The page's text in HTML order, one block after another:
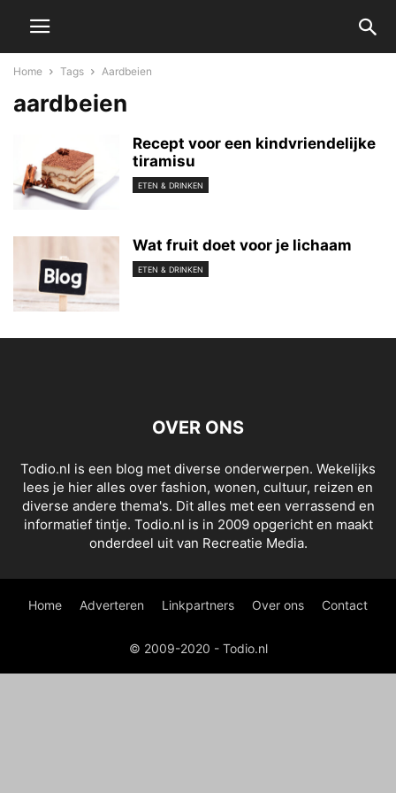
Home Tags Aardbeien
aardbeien
Recept voor een kindvriendelijke
tiramisu
ETEN & DRINKEN
Wat fruit doet voor je lichaam
ETEN & DRINKEN
OVER ONS
Todio.nl is een blog met diverse onderwerpen. Wekelijks
lees je hier alles over fashion, wonen, cultuur, reizen en
diverse andere thema's. Dit alles met een verrassend en
informatief tintje. Todio.nl is in 2009 opgericht en maakt
onderdeel uit van Recreatie Media.
Home Adverteren Linkpartners Over ons Contact
© 2009-2020 - Todio.nl